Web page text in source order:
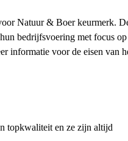
Natuur & Boer keurmerk.
bedrijfsvoering met focus op
informatie voor de eisen van
topkwaliteit en ze zijn altijd